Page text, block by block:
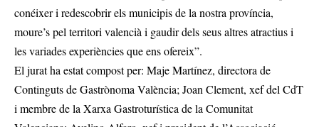
conéixer i redescobrir els municipis de la nostra província,
moure’s pel territori valencià i gaudir dels seus altres atractius i
les variades experiències que ens ofereix”.
El jurat ha estat compost per: Maje Martínez, directora de
Continguts de Gastrònoma València; Joan Clement, xef del CdT
i membre de la Xarxa Gastroturística de la Comunitat